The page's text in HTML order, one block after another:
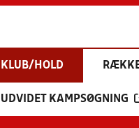
KLUB/HOLD
UDVIDET KAMPSØGNING